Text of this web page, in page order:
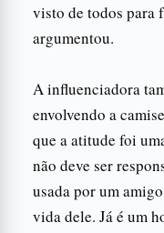
visto de todos para
argumentou.
A influenciadora
envolvendo a
que a atitude foi
não deve ser
usada por um
vida dele. Já é um